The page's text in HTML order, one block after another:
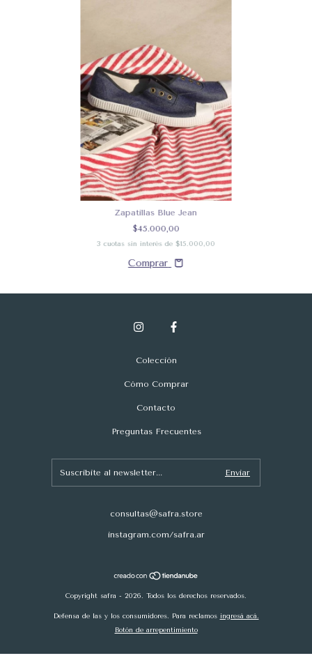
Zapatillas Blue Jean
$45.000,00
3 cuotas sin interés de $15.000,00
Comprar
Colección
Cómo Comprar
Contacto
Preguntas Frecuentes
consultas@safra.store
instagram.com/safra.ar
Copyright safra - 2026. Todos los derechos reservados.
Defensa de las y los consumidores. Para reclamos ingresá acá.
Botón de arrepentimiento